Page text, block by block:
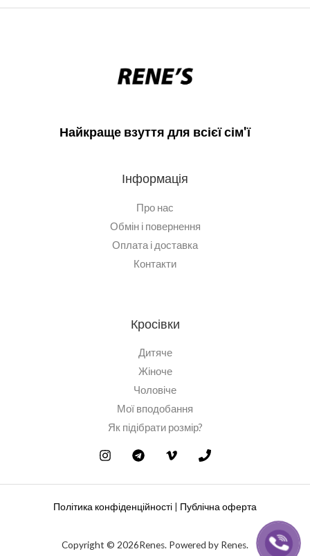
Найкраще взуття для всієї сім'ї
Інформація
Про нас
Обмін і повернення
Оплата і доставка
Контакти
Кросівки
Дитяче
Жіноче
Чоловіче
Мої вподобання
Як підібрати розмір?
Політика конфіденційності Публічна оферта
Copyright © 2026Renes. Powered by Renes.